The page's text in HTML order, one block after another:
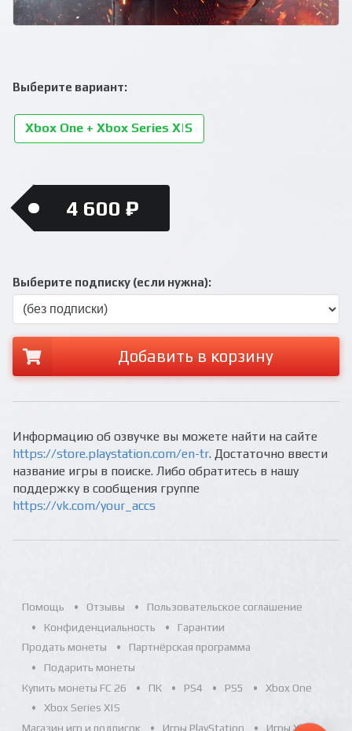
Выберите вариант:
Xbox One + Xbox Series X|S
4 600 ₽
Выберите подписку (если нужна):
Добавить в корзину
Информацию об озвучке вы можете найти на сайте
https://store.playstation.com/en-tr. Достаточно ввести
название игры в поиске. Либо обратитесь в нашу
поддержку в сообщения группе
https://vk.com/your_accs
Помощь Отзывы
Пользовательское соглашение
Конфиденциальность
Гарантии
Продать монеты
Партнёрская программа
Подарить монеты
Купить монеты FC 26
ПК PS4 PS5
Xbox One
Xbox Series X|S
Магазин игр и подписок
Игры PlayStation Игры Xbox